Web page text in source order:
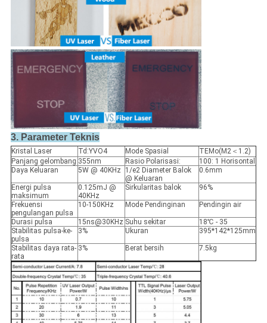
3. Parameter Teknis
Kristal Laser Td:YVO4 Mode Spasial
TEMo(M2＜1.2)
Panjang gelombang 355nm Rasio Polarisasi:
100: 1 Horisontal
Daya Keluaran
5W @ 40KHz 1/e2 Diameter Balok
@ Keluaran
0.6mm
Energi pulsa
maksimum
0.125mJ @
40KHz
Sirkularitas balok 96%
Frekuensi
pengulangan pulsa
10-150KHz Mode Pendinginan Pendingin air
Durasi pulsa 15ns@30KHz Suhu sekitar
18℃ - 35
Stabilitas pulsa-ke-
pulsa
3% Ukuran 395*142*125mm
Stabilitas daya rata-
rata
3% Berat bersih 7.5kg